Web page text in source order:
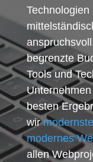
begrenzte
Tools und
besten
wir
modernes
allen